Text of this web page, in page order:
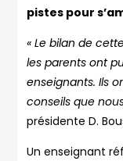
pistes pour
« Le bilan de
les parents ont
enseignants. Ils
conseils que
présidente D.
Un enseignant